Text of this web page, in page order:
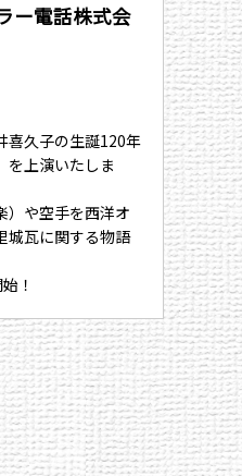
ー電話株式会
喜久子の生誕120年
を上演いたしま
）や空手を西洋オ
城瓦に関する物語
！